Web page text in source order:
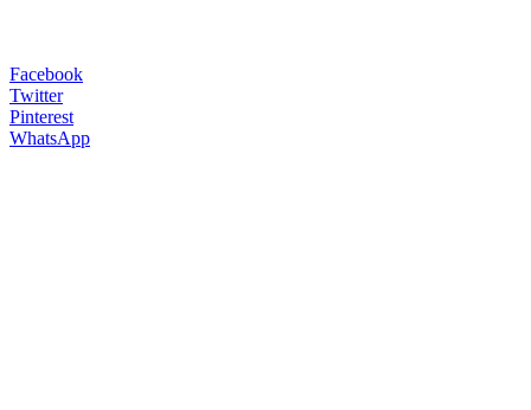
Facebook
Twitter
Pinterest
WhatsApp